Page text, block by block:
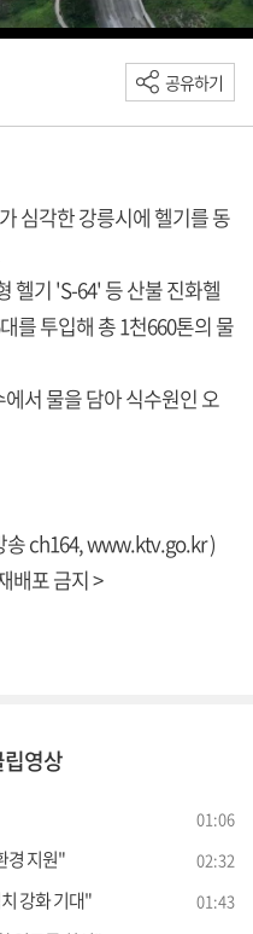
공유하기
심각한 강릉시에 헬기를 동
헬기 'S-64' 등 산불 진화헬
를 투입해 총 1천660톤의 물
서 물을 담아 식수원인 오
송 ch164,www.ktv.go.kr)
배포 금지 >
영상
01:06
경 지원" 02:32
강화 기대" 01:43